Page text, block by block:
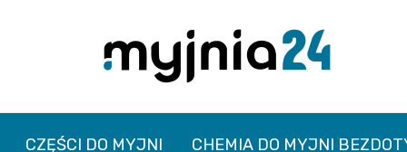
CZĘŚCI DO MYJNI CHEMIA DO MYJNI